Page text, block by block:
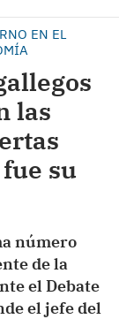
EN EL
las
su
número
de la
el Debate
el jefe del